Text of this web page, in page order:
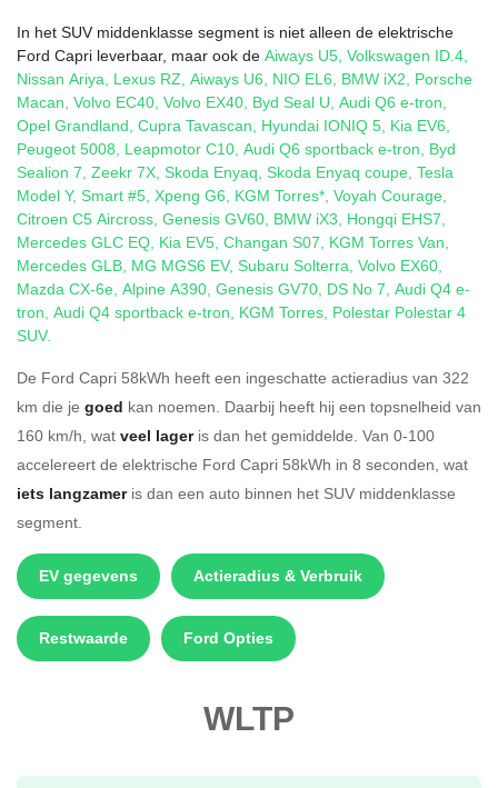
In het SUV middenklasse segment is niet alleen de elektrische
Ford Capri leverbaar, maar ook de Aiways U5, Volkswagen ID.4,
Nissan Ariya, Lexus RZ, Aiways U6, NIO EL6, BMW iX2, Porsche
Macan, Volvo EC40, Volvo EX40, Byd Seal U, Audi Q6 e-tron,
Opel Grandland, Cupra Tavascan, Hyundai IONIQ 5, Kia EV6,
Peugeot 5008, Leapmotor C10, Audi Q6 sportback e-tron, Byd
Sealion 7, Zeekr 7X, Skoda Enyaq, Skoda Enyaq coupe, Tesla
Model Y, Smart #5, Xpeng G6, KGM Torres*, Voyah Courage,
Citroen C5 Aircross, Genesis GV60, BMW iX3, Hongqi EHS7,
Mercedes GLC EQ, Kia EV5, Changan S07, KGM Torres Van,
Mercedes GLB, MG MGS6 EV, Subaru Solterra, Volvo EX60,
Mazda CX-6e, Alpine A390, Genesis GV70, DS No 7, Audi Q4 e-
tron, Audi Q4 sportback e-tron, KGM Torres, Polestar Polestar 4
SUV.
De Ford Capri 58kWh heeft een ingeschatte actieradius van 322
km die je goed kan noemen. Daarbij heeft hij een topsnelheid van
160 km/h, wat veel lageris dan het gemiddelde. Van 0-100
accelereert de elektrische Ford Capri 58kWh in 8 seconden, wat
iets langzameris dan een auto binnen het SUV middenklasse
segment.
EV gegevens Actieradius & Verbruik
Restwaarde Ford Opties
WLTP